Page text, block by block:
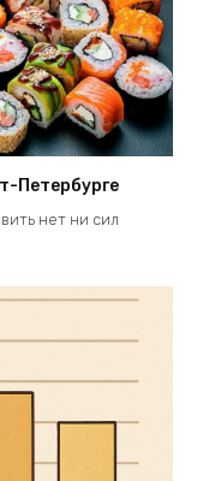
Петербурге
нет ни сил